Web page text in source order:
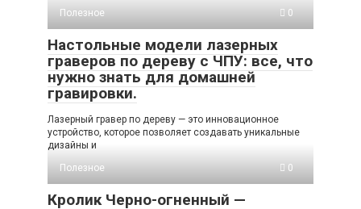
Полезное
0
Настольные модели лазерных
граверов по дереву с ЧПУ: все, что
нужно знать для домашней
гравировки.
Лазерный гравер по дереву — это инновационное
устройство, которое позволяет создавать уникальные
дизайны и
Полезное
0
Кролик Черно-огненный —